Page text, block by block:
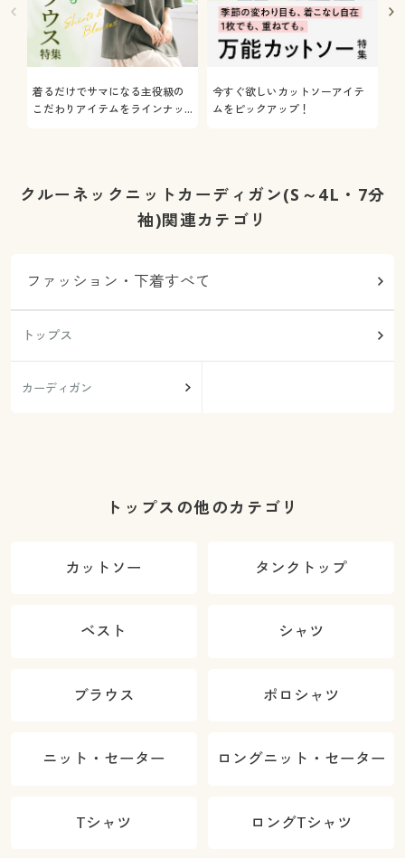
着るだけでサマになる主役級の
こだわりアイテムをラインナッ
今すぐ欲しいカットソーアイテ
ムをピックアップ！
クルーネックニットカーディガン(S～4L・7分
袖)関連カテゴリ
ファッション・下着すべて
トップス
カーディガン
トップスの他のカテゴリ
カットソー タンクトップ
ベスト シャツ
ブラウス ポロシャツ
ニット・セーター ロングニット・セーター
Tシャツ ロングTシャツ